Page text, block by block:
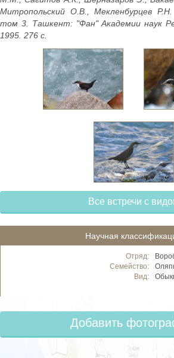
Митропольский О.В., Мекленбурцев
том 3. Ташкент: "Фан" Академии наук
1995. 276 с.
Все встречи с
Научная
Отряд:
Семейство:
Вид:
Добавить